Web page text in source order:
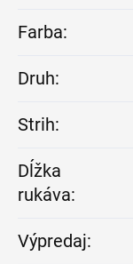
Farba:
Druh:
Strih:
Dĺžka
rukáva:
Výpredaj: